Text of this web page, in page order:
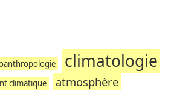
climatologie
climatique atmosphère